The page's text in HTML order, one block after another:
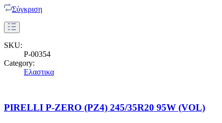
Σύγκριση
SKU:
P-00354
Category:
Ελαστικα
PIRELLI P-ZERO (PZ4) 245/35R20 95W (VOL)